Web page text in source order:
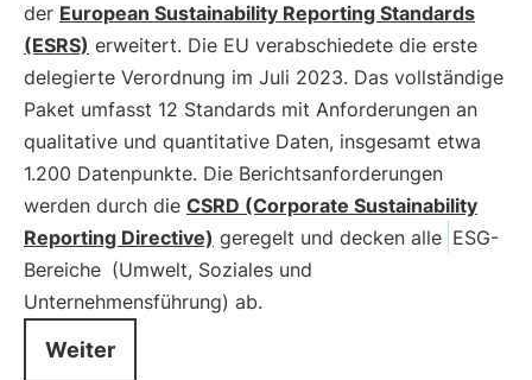
der European Sustainability Reporting Standards
(ESRS) erweitert. Die EU verabschiedete die erste
delegierte Verordnung im Juli 2023. Das vollständige
Paket umfasst 12 Standards mit Anforderungen an
qualitative und quantitative Daten, insgesamt etwa
1.200 Datenpunkte. Die Berichtsanforderungen
werden durch die CSRD (Corporate Sustainability
Reporting Directive) geregelt und decken alle ESG-
Bereiche (Umwelt, Soziales und
Unternehmensführung) ab.
Weiter